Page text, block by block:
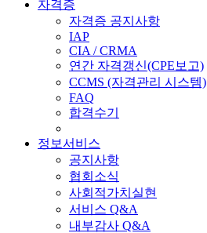
자격증
자격증 공지사항
IAP
CIA / CRMA
연간 자격갱신(CPE보고)
CCMS (자격관리 시스템)
FAQ
합격수기
정보서비스
공지사항
협회소식
사회적가치실현
서비스 Q&A
내부감사 Q&A